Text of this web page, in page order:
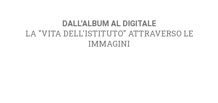
DALL'ALBUM AL DIGITALE
LA "VITA DELL'ISTITUTO" ATTRAVERSO LE
IMMAGINI